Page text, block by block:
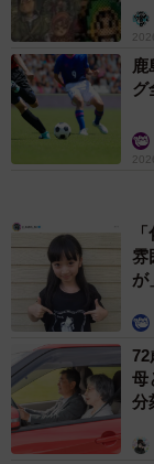
ーー17年前当時
に入れたのは？
「私自身、この
たのでとにかく
ーー娘さんは普
いでしょうか？
「レゴブロック
ルトラマンの人
娘さんの喜ぶ姿
あったことでし
盛
グ
雰
が
母
分